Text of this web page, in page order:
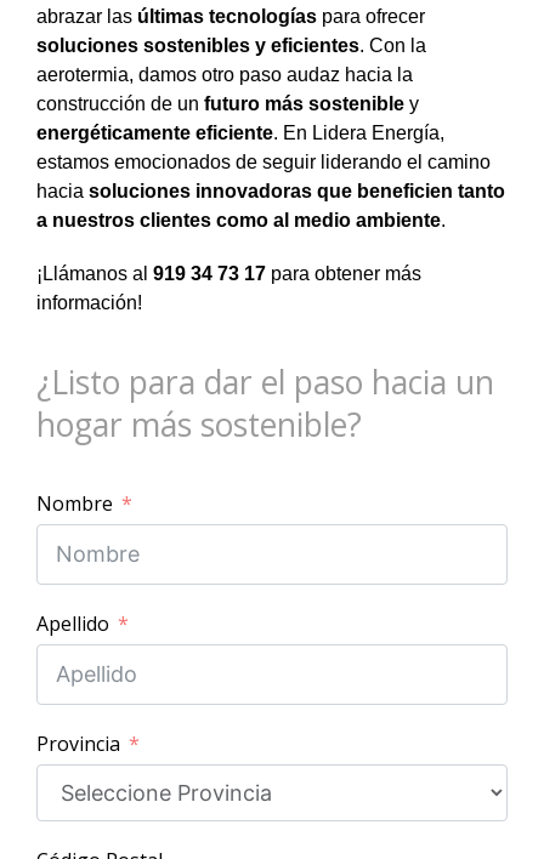
abrazar las últimas tecnologías para ofrecer
soluciones sostenibles y eficientes. Con la
aerotermia, damos otro paso audaz hacia la
construcción de un futuro más sostenible y
energéticamente eficiente. En Lidera Energía,
estamos emocionados de seguir liderando el camino
hacia soluciones innovadoras que beneficien tanto
a nuestros clientes como al medio ambiente.
¡Llámanos al 919 34 73 17 para obtener más
información!
¿Listo para dar el paso hacia un
hogar más sostenible?
Nombre
Apellido
Provincia